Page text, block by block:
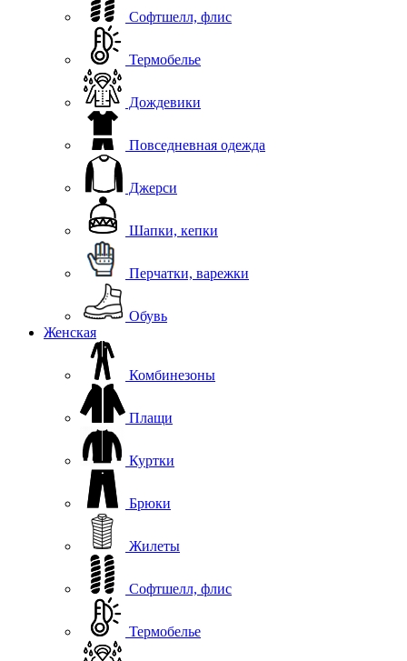
Софтшелл, флис
Термобелье
Дождевики
Повседневная одежда
Джерси
Шапки, кепки
Перчатки, варежки
Обувь
Женская
Комбинезоны
Плащи
Куртки
Брюки
Жилеты
Софтшелл, флис
Термобелье